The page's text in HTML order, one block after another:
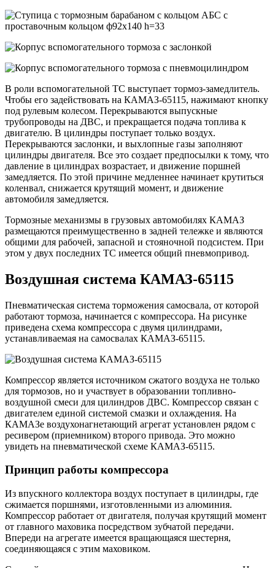
В роли вспомогательной ТС выступает тормоз-замедлитель.
Чтобы его задействовать на КАМАЗ-65115, нажимают кнопку
под рулевым колесом. Перекрываются выпускные
трубопроводы на ДВС, и прекращается подача топлива к
двигателю. В цилиндры поступает только воздух.
Перекрываются заслонки, и выхлопные газы заполняют
цилиндры двигателя. Все это создает предпосылки к тому, что
давление в цилиндрах возрастает, и движение поршней
замедляется. По этой причине медленнее начинает крутиться
коленвал, снижается крутящий момент, и движение
автомобиля замедляется.
Тормозные механизмы в грузовых автомобилях КАМАЗ
размещаются преимущественно в задней тележке и являются
общими для рабочей, запасной и стояночной подсистем. При
этом у двух последних ТС имеется общий пневмопривод.
Воздушная система КАМАЗ-65115
Пневматическая система торможения самосвала, от которой
работают тормоза, начинается с компрессора. На рисунке
приведена схема компрессора с двумя цилиндрами,
устанавливаемая на самосвалах КАМАЗ-65115.
Компрессор является источником сжатого воздуха не только
для тормозов, но и участвует в образовании топливно-
воздушной смеси для цилиндров ДВС. Компрессор связан с
двигателем единой системой смазки и охлаждения. На
КАМАЗе воздухонагнетающий агрегат установлен рядом с
ресивером (приемником) второго привода. Это можно
увидеть на пневматической схеме КАМАЗ-65115.
Принцип работы компрессора
Из впускного коллектора воздух поступает в цилиндры, где
сжимается поршнями, изготовленными из алюминия.
Компрессор работает от двигателя, получая крутящий момент
от главного маховика посредством зубчатой передачи.
Впереди на агрегате имеется вращающаяся шестерня,
соединяющаяся с этим маховиком.